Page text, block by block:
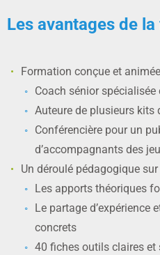
Les avantages de
Formation conçue et
Coach sénior
Auteure de plusieurs kits
Conférencière pour un
d’accompagnants des
Un déroulé pédagogique
Les apports théoriques
Le partage d’expérience
concrets
40 fiches outils claires et